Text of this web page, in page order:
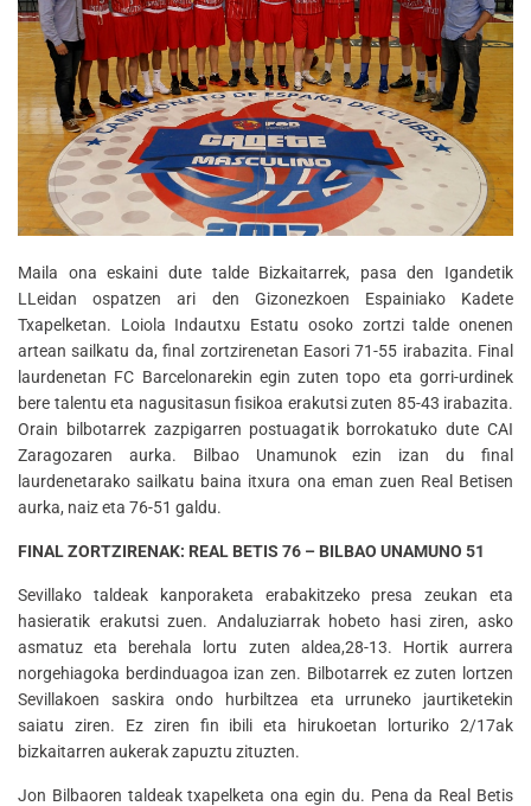
Maila ona eskaini dute talde Bizkaitarrek, pasa den Igandetik
LLeidan ospatzen ari den Gizonezkoen Espainiako Kadete
Txapelketan. Loiola Indautxu Estatu osoko zortzi talde onenen
artean sailkatu da, final zortzirenetan Easori 71-55 irabazita. Final
laurdenetan FC Barcelonarekin egin zuten topo eta gorri-urdinek
bere talentu eta nagusitasun fisikoa erakutsi zuten 85-43 irabazita.
Orain bilbotarrek zazpigarren postuagatik borrokatuko dute CAI
Zaragozaren aurka. Bilbao Unamunok ezin izan du final
laurdenetarako sailkatu baina itxura ona eman zuen Real Betisen
aurka, naiz eta 76-51 galdu.
FINAL ZORTZIRENAK: REAL BETIS 76 – BILBAO UNAMUNO 51
Sevillako taldeak kanporaketa erabakitzeko presa zeukan eta
hasieratik erakutsi zuen. Andaluziarrak hobeto hasi ziren, asko
asmatuz eta berehala lortu zuten aldea,28-13. Hortik aurrera
norgehiagoka berdinduagoa izan zen. Bilbotarrek ez zuten lortzen
Sevillakoen saskira ondo hurbiltzea eta urruneko jaurtiketekin
saiatu ziren. Ez ziren fin ibili eta hirukoetan lorturiko 2/17ak
bizkaitarren aukerak zapuztu zituzten.
Jon Bilbaoren taldeak txapelketa ona egin du. Pena da Real Betis